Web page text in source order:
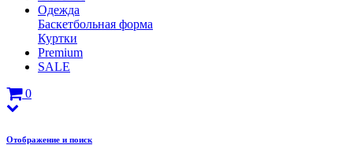
Одежда
Баскетбольная форма
Куртки
Premium
SALE
0
Отображение и поиск